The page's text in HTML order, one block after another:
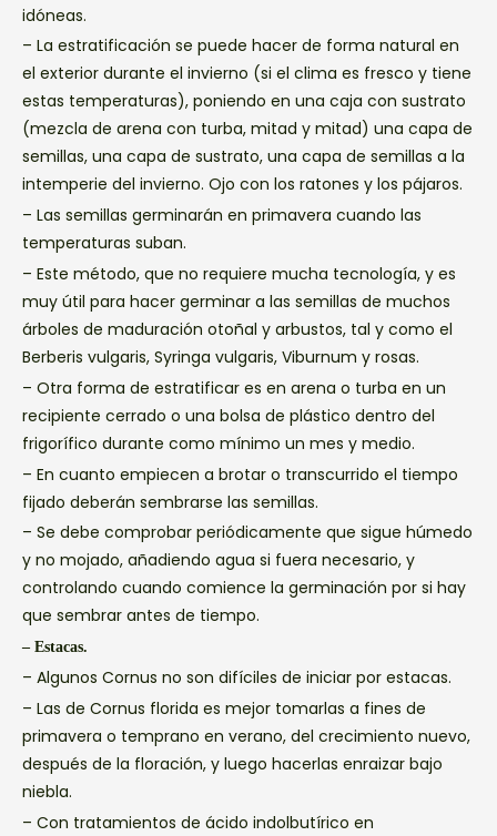
idóneas.
– La estratificación se puede hacer de forma natural en
el exterior durante el invierno (si el clima es fresco y tiene
estas temperaturas), poniendo en una caja con sustrato
(mezcla de arena con turba, mitad y mitad) una capa de
semillas, una capa de sustrato, una capa de semillas a la
intemperie del invierno. Ojo con los ratones y los pájaros.
– Las semillas germinarán en primavera cuando las
temperaturas suban.
– Este método, que no requiere mucha tecnología, y es
muy útil para hacer germinar a las semillas de muchos
árboles de maduración otoñal y arbustos, tal y como el
Berberis vulgaris, Syringa vulgaris, Viburnum y rosas.
– Otra forma de estratificar es en arena o turba en un
recipiente cerrado o una bolsa de plástico dentro del
frigorífico durante como mínimo un mes y medio.
– En cuanto empiecen a brotar o transcurrido el tiempo
fijado deberán sembrarse las semillas.
– Se debe comprobar periódicamente que sigue húmedo
y no mojado, añadiendo agua si fuera necesario, y
controlando cuando comience la germinación por si hay
que sembrar antes de tiempo.
– Estacas.
– Algunos Cornus no son difíciles de iniciar por estacas.
– Las de Cornus florida es mejor tomarlas a fines de
primavera o temprano en verano, del crecimiento nuevo,
después de la floración, y luego hacerlas enraizar bajo
niebla.
– Con tratamientos de ácido indolbutírico en